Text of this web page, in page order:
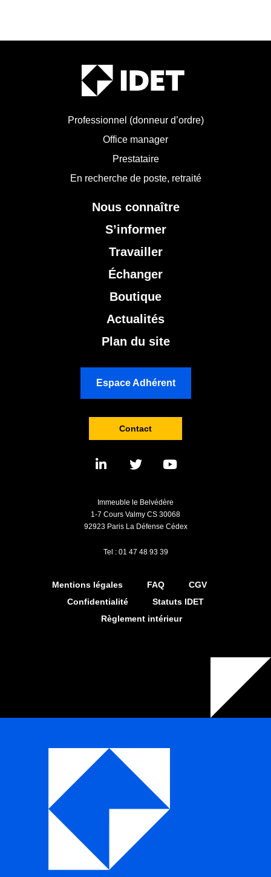
Professionnel (donneur d’ordre)
Office manager
Prestataire
En recherche de poste, retraité
Nous connaître
S’informer
Travailler
Échanger
Boutique
Actualités
Plan du site
Espace Adhérent
Contact
Immeuble le Belvédère
1-7 Cours Valmy CS 30068
92923 Paris La Défense Cédex
Tel : 01 47 48 93 39
Mentions légales FAQ
CGV
Confidentialité
Statuts IDET
Règlement intérieur